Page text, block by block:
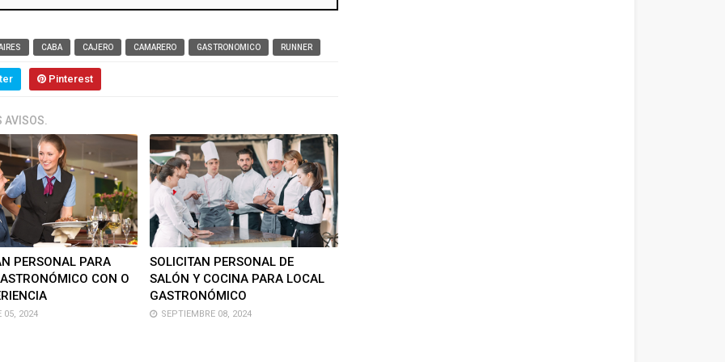
CABA CAJERO CAMARERO GASTRONOMICO RUNNER
Pinterest
PERSONAL PARA
CON O
05, 2024
SOLICITAN PERSONAL DE
SALÓN Y COCINA PARA LOCAL
GASTRONÓMICO
SEPTIEMBRE 08, 2024